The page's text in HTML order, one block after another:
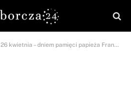
26 kwietnia – dniem pamięci papieża Franciszka